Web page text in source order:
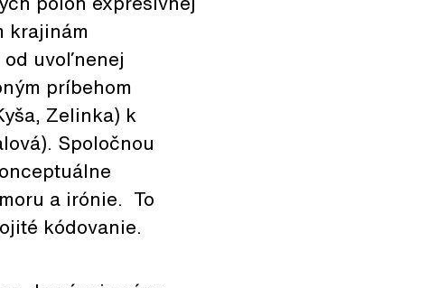
krajinám
od uvoľnenej
príbehom
Zelinka) k
Spoločnou
a irónie. To
kódovanie.